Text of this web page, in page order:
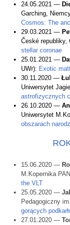
24.05.2021 —
Garching,
Cosmos: The
29.03.2021 —
České republiky,
stellar coronae
25.01.2021 —
UWr): Exotic
30.11.2020 —
Uniwersytet
astrofizycznych
26.10.2020 —
Uniwersytet
obszarach
15.06.2020 —
M.Kopernika
the VLT
25.05.2020 —
Pedagogiczny
gorących
27.01.2020 —